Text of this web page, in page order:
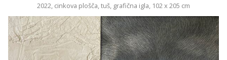
2022, cinkova plošča, tuš, grafična igla, 102 x 205 cm